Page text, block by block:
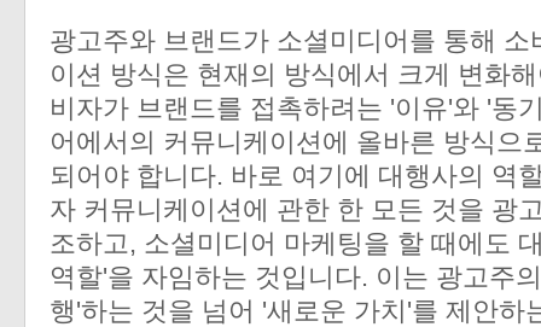
광고주와 브랜드가 소셜미디어를 통해
이션 방식은 현재의 방식에서 크게 변화
비자가 브랜드를 접촉하려는 '이유'와 '동
어에서의 커뮤니케이션에 올바른 방식으
되어야 합니다. 바로 여기에 대행사의 역
자 커뮤니케이션에 관한 한 모든 것을 광
조하고, 소셜미디어 마케팅을 할 때에도
역할'을 자임하는 것입니다. 이는 광고주
행'하는 것을 넘어 '새로운 가치'를 제안